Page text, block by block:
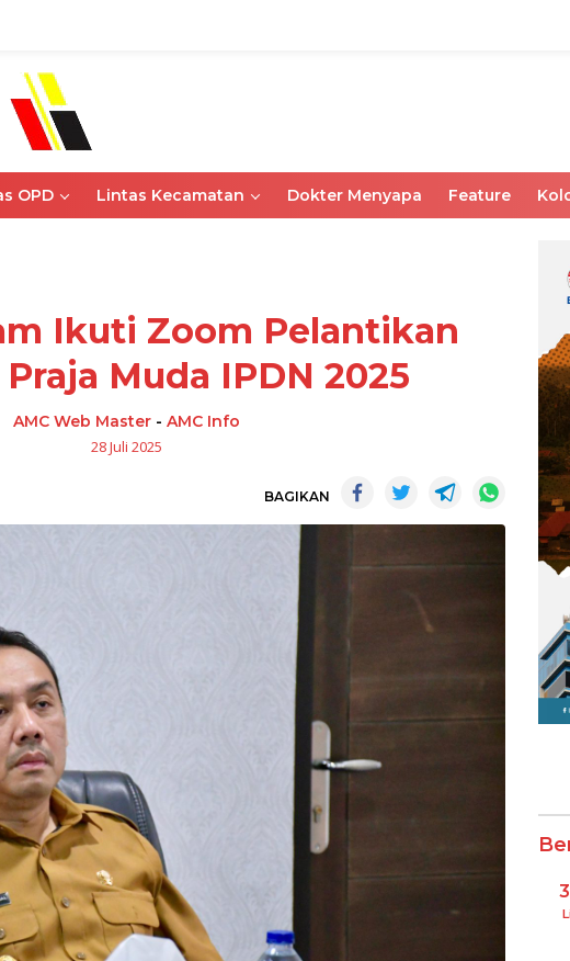
OPD Lintas Kecamatan Dokter Menyapa Feature
Ikuti Zoom Pelantikan
Muda IPDN 2025
AMC Web Master -AMC Info
28 Juli 2025
BAGIKAN